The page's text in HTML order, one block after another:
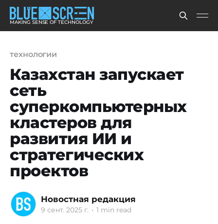
MAKING SENSE OF TECHNOLOGY
технологии
Казахстан запускает
сеть
суперкомпьютерных
кластеров для
развития ИИ и
стратегических
проектов
Новостная редакция
9 сент. 2025 г. • 1 min read